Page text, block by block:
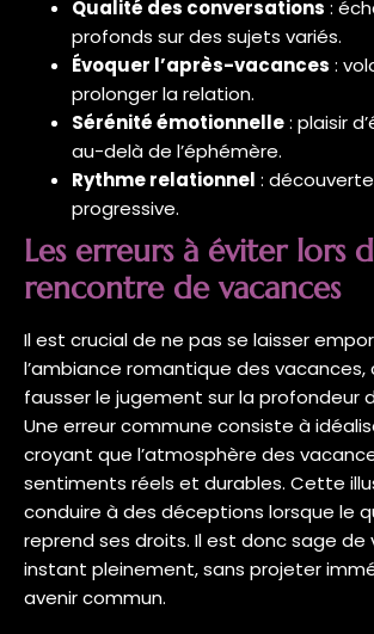
Qualité des conversations :
profonds sur des sujets variés.
Évoquer l’après-vacances :
prolonger la relation.
Sérénité émotionnelle: plaisir
au-delà de l’éphémère.
Rythme relationnel :
progressive.
Les erreurs à éviter lors
rencontre de vacances
Il est crucial de ne pas se laisser
l’ambiance romantique des
fausser le jugement sur la profondeur
Une erreur commune consiste à
croyant que l’atmosphère des
sentiments réels et durables. Cette
conduire à des déceptions lorsque le
reprend ses droits. Il est donc sage de
instant pleinement, sans projeter
avenir commun.